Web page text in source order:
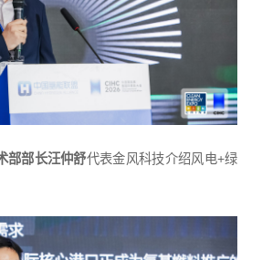
部部长汪仲舒代表金风科技介绍风电+绿